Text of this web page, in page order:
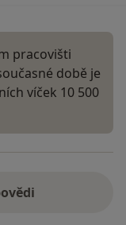
pracovišti
době je
víček 10 500